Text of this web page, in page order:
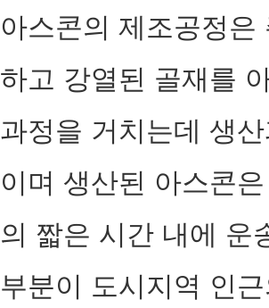
아스콘의 제조공정
하고 강열된 골재를
과정을 거치는데 생
이며 생산된 아스콘
의 짧은 시간 내에 운
부분이 도시지역 인